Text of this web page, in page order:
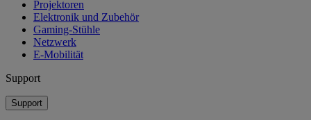
Projektoren
Elektronik und Zubehör
Gaming-Stühle
Netzwerk
E-Mobilität
Support
Support